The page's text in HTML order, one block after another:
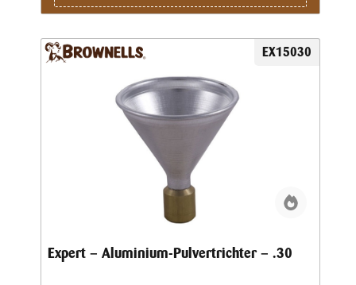
EX15030
Expert – Aluminium-Pulvertrichter – .30